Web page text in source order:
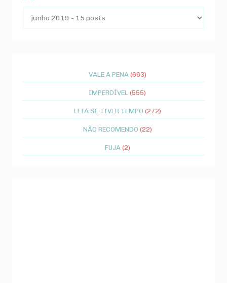
VALE A PENA (663)
IMPERDÍVEL (555)
LEIA SE TIVER TEMPO (272)
NÃO RECOMENDO (22)
FUJA (2)